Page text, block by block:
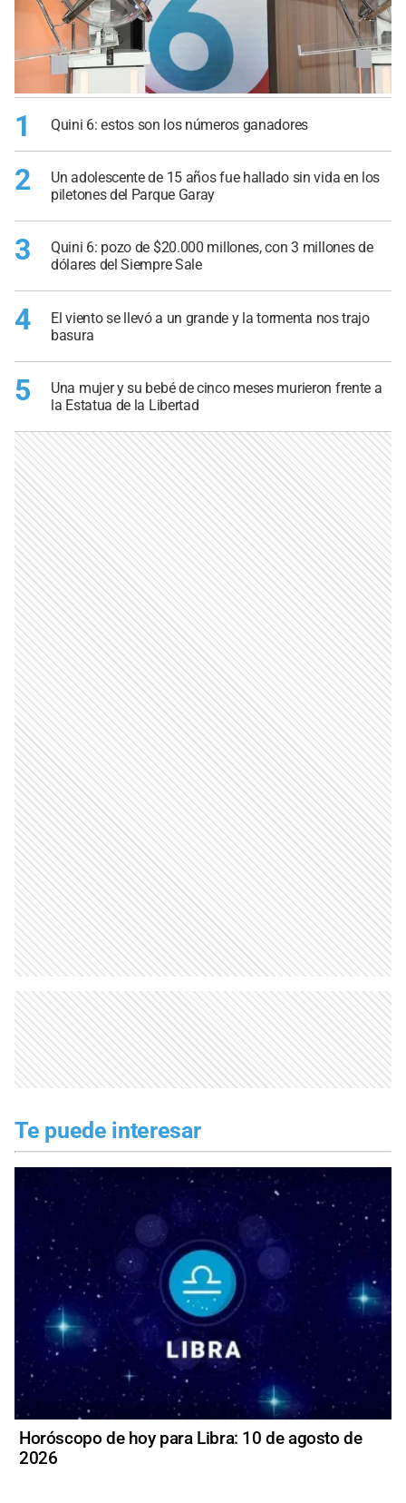
1 Quini 6: estos son los números ganadores
2
Un adolescente de 15 años fue hallado sin vida en los
piletones del Parque Garay
3
Quini 6: pozo de $20.000 millones, con 3 millones de
dólares del Siempre Sale
4
El viento se llevó a un grande y la tormenta nos trajo
basura
5
Una mujer y su bebé de cinco meses murieron frente a
la Estatua de la Libertad
Te puede interesar
Horóscopo de hoy para Libra: 10 de agosto de
2026